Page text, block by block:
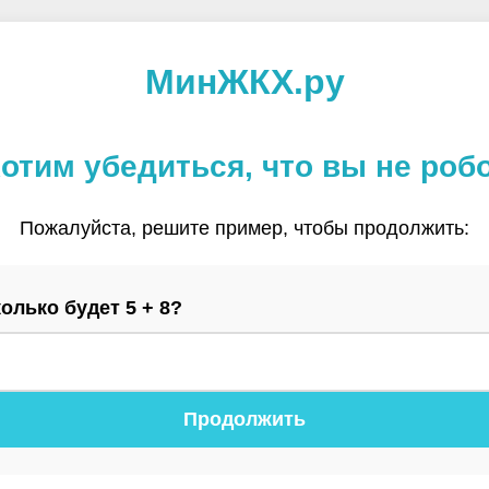
МинЖКХ.ру
убедиться, что вы не
Пожалуйста, решите пример, чтобы продолжить:
будет 5 + 8?
Продолжить